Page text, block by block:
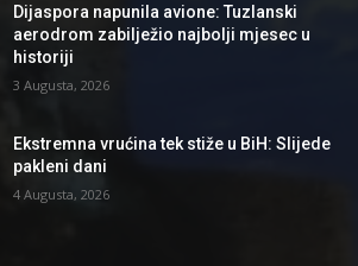
Dijaspora napunila avione: Tuzlanski
aerodrom zabilježio najbolji mjesec u
historiji
3 Augusta, 2026
Ekstremna vrućina tek stiže u BiH: Slijede
pakleni dani
4 Augusta, 2026